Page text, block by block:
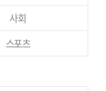
사회
스포츠